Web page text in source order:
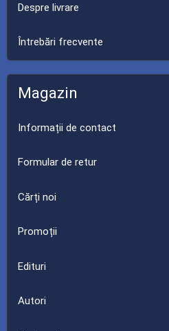
Despre livrare
Întrebări frecvente
Magazin
Informații de contact
Formular de retur
Cărți noi
Promoții
Edituri
Autori